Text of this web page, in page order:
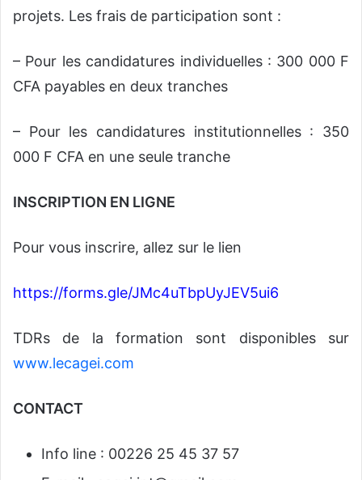
projets. Les frais de participation sont :
– Pour les candidatures individuelles : 300 000 F
CFA payables en deux tranches
– Pour les candidatures institutionnelles : 350
000 F CFA en une seule tranche
INSCRIPTION EN LIGNE
Pour vous inscrire, allez sur le lien
https://forms.gle/JMc4uTbpUyJEV5ui6
TDRs de la formation sont disponibles sur
www.lecagei.com
CONTACT
Info line : 00226 25 45 37 57